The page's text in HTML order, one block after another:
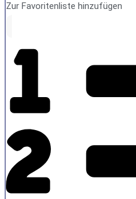
Zur Favoritenliste hinzufügen